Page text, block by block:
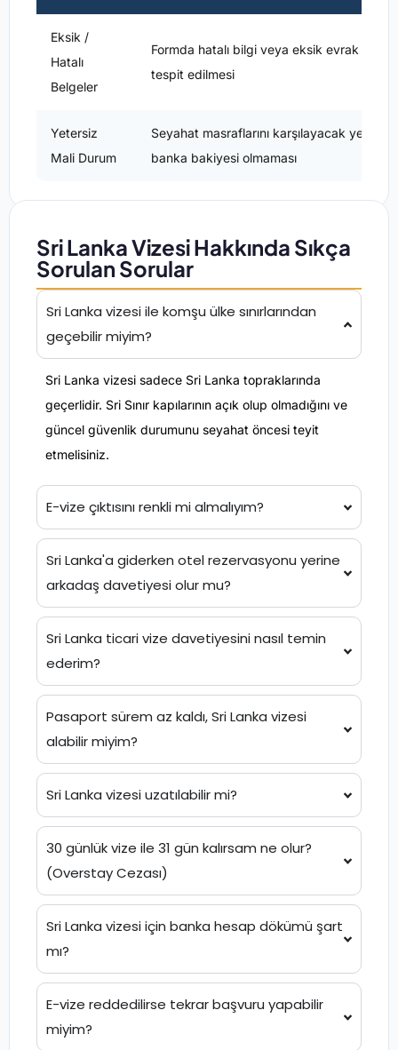
Eksik /
Hatalı
Belgeler
Formda hatalı bilgi veya eksik evrak
tespit edilmesi
Yetersiz
Mali Durum
Seyahat masraflarını karşılayacak yeterli
banka bakiyesi olmaması
Sri Lanka Vizesi Hakkında Sıkça
Sorulan Sorular
Sri Lanka vizesi ile komşu ülke sınırlarından
geçebilir miyim?
Sri Lanka vizesi sadece Sri Lanka topraklarında
geçerlidir. Sri Sınır kapılarının açık olup olmadığını ve
güncel güvenlik durumunu seyahat öncesi teyit
etmelisiniz.
E-vize çıktısını renkli mi almalıyım?
Sri Lanka'a giderken otel rezervasyonu yerine
arkadaş davetiyesi olur mu?
Sri Lanka ticari vize davetiyesini nasıl temin
ederim?
Pasaport sürem az kaldı, Sri Lanka vizesi
alabilir miyim?
Sri Lanka vizesi uzatılabilir mi?
30 günlük vize ile 31 gün kalırsam ne olur?
(Overstay Cezası)
Sri Lanka vizesi için banka hesap dökümü şart
mı?
E-vize reddedilirse tekrar başvuru yapabilir
miyim?